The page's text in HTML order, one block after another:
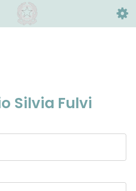
Silvia Fulvi